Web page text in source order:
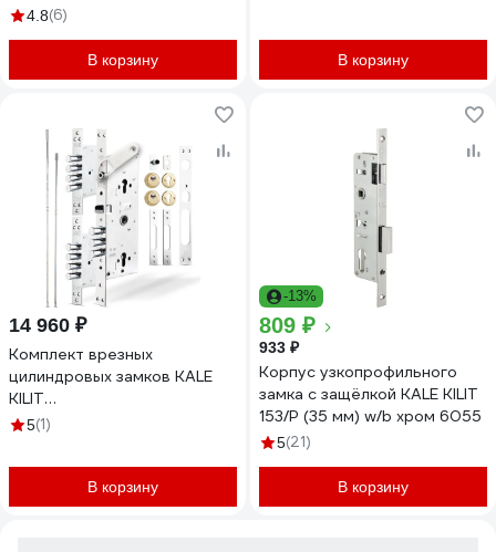
34383
4.8(6)
В корзину В корзину
14 960 ₽
Комплект врезных
цилиндровых замков KALE
KILIT
256g,85bs63,30cp,sp,w/o
26+10+32m:68mm,np
256G0000003
5(1)
В корзину
-13%
809 ₽
933 ₽
Корпус узкопрофильного
замка с защёлкой KALE KILIT
153/P (35 мм) w/b хром 6055
5(21)
В корзину